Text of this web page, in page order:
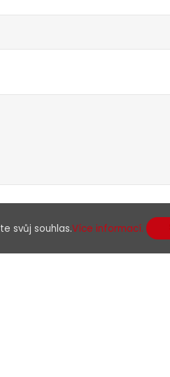
svůj souhlas.Více informací.